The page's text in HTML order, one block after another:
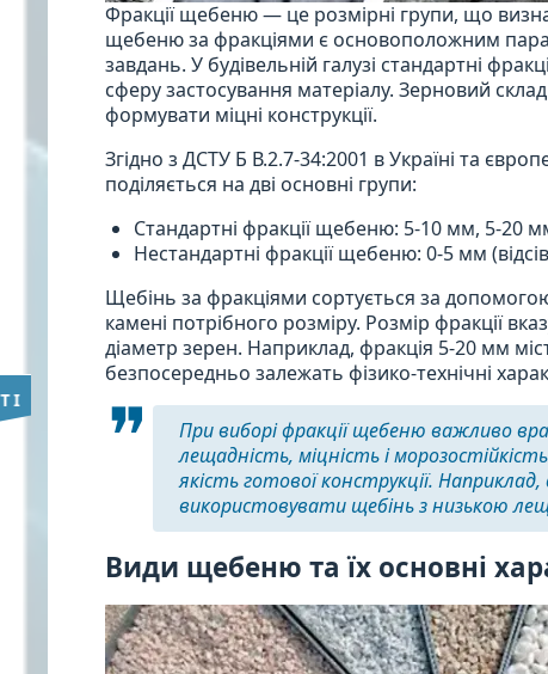
Фракції щебеню — це розмірні групи, що
щебеню за фракціями є основоположним
завдань. У будівельній галузі стандартні
сферу застосування матеріалу. Зерновий
формувати міцні конструкції.
Згідно з ДСТУ Б В.2.7-34:2001 в Україні та
поділяється на дві основні групи:
Стандартні фракції щебеню: 5-10 мм, 5-20
Нестандартні фракції щебеню: 0-5 мм
Щебінь за фракціями сортується за
камені потрібного розміру. Розмір фракції
діаметр зерен. Наприклад, фракція 5-20 мм
безпосередньо залежать фізико-технічні
При виборі фракції щебеню важливо
лещадність, міцність і
якість готової конструкції.
використовувати щебінь з низькою
Види щебеню та їх основні